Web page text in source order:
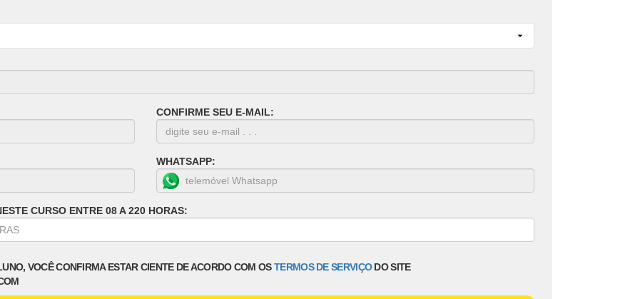
CONFIRME SEU E-MAIL:
WHATSAPP:
CURSO ENTRE 08 A 220 HORAS:
VOCÊ CONFIRMA ESTAR CIENTE DE ACORDO COM OSTERMOS DE SERVIÇODO SITE